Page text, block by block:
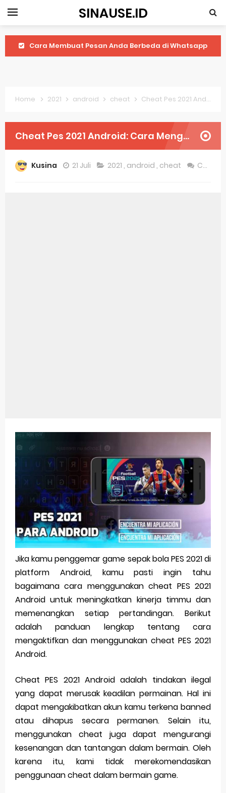
SINAUSE.ID
Cara Membuat Pesan Anda Berbeda di Whatsapp
Harga Laptop Acer Windows 10
Keytweak Windows 10
Bitcoin Miner Android: Apa Itu Dan Bagaimana Cara Menggunakannya
Pp Wa Couple Pasangan: Cara Terbaik Untuk Menjaga Hubungan
Cara Mengecek Windows Ori
Simpan Profil Ig Dengan Mudah
Aplikasi Togel Android: Solusi Praktis Untuk Pecinta Togel
Siap Video Call, tapi Download Aplikasinya Dulu, Abangku
Thursday, 6 August
Home 2021 android cheat Cheat Pes 2021 Android: Cara Mengaktifkan Dan Menggunakan
Cheat Pes 2021 Android: Cara Mengaktifkan Dan Menggunakan
Kusina 21 Juli 2021 , android , cheat Comment
Jika kamu penggemar game sepak bola PES 2021 di
platform Android, kamu pasti ingin tahu
bagaimana cara menggunakan cheat PES 2021
Android untuk meningkatkan kinerja timmu dan
memenangkan setiap pertandingan. Berikut
adalah panduan lengkap tentang cara
mengaktifkan dan menggunakan cheat PES 2021
Android.
Cheat PES 2021 Android adalah tindakan ilegal
yang dapat merusak keadilan permainan. Hal ini
dapat mengakibatkan akun kamu terkena banned
atau dihapus secara permanen. Selain itu,
menggunakan cheat juga dapat mengurangi
kesenangan dan tantangan dalam bermain. Oleh
karena itu, kami tidak merekomendasikan
penggunaan cheat dalam bermain game.